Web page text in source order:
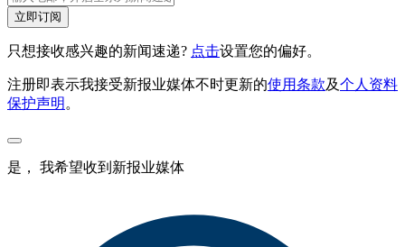
立即订阅
只想接收感兴趣的新闻速递? 点击设置您的偏好。
注册即表示我接受新报业媒体不时更新的使用条款及个人资料
保护声明 。
是， 我希望收到新报业媒体